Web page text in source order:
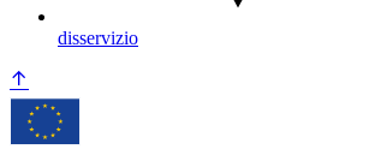
disservizio